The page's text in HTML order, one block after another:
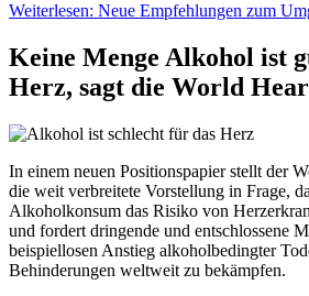
Weiterlesen: Neue Empfehlungen zum
Keine Menge Alkohol ist
Herz, sagt die World
In einem neuen Positionspapier stellt der
die weit verbreitete Vorstellung in Frage,
Alkoholkonsum das Risiko von
und fordert dringende und entschlossene
beispiellosen Anstieg alkoholbedingter
Behinderungen weltweit zu bekämpfen.